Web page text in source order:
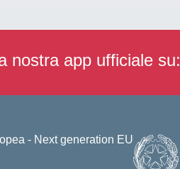
nostra app ufficiale su: